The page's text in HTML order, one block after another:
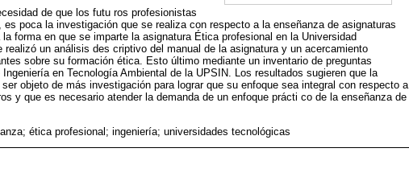
de que los futu ros profesionistas
poca la investigación que se realiza con respecto a la enseñanza de asignaturas
forma en que se imparte la asignatura Ética profesional en la Universidad
un análisis des criptivo del manual de la asignatura y un acercamiento
sobre su formación ética. Esto último mediante un inventario de preguntas
en Tecnología Ambiental de la UPSIN. Los resultados sugieren que la
objeto de más investigación para lograr que su enfoque sea integral con respecto a
y que es necesario atender la demanda de un enfoque prácti co de la enseñanza de
ética profesional; ingeniería; universidades tecnológicas